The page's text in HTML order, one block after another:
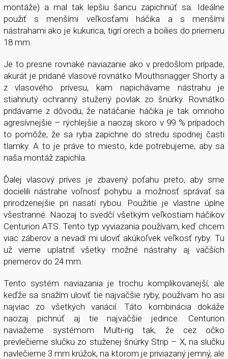
montáže) a mal tak lepšiu šancu zapichnúť sa. Ideálne
použiť s menšími veľkosťami háčika a s menšími
nástrahami ako je kukurica, tigrí orech a boilies do priemeru
18 mm.
Je to presne rovnaké naviazanie ako v predošlom prípade,
akurát je pridané vlasové rovnátko Mouthsnagger Shorty a
z vlasového prívesu, kam napichávame nástrahu je
stiahnutý ochranný stužený povlak zo šnúrky. Rovnátko
pridávame z dôvodu, že natáčanie háčika je tak omnoho
agresívnejšie – rýchlejšie a naozaj skoro v 99 % prípadoch
to pomôže, že sa ryba zapichne do stredu spodnej časti
tlamky. A to je práve to miesto, kde potrebujeme, aby sa
naša montáž zapichla.
Ďalej vlasový príves je zbavený poťahu preto, aby sme
docielili nástrahe voľnosť pohybu a možnosť správať sa
prirodzenejšie pri nasatí rybou. Použitie je vlastne úplne
všestranné. Naozaj to svedčí všetkým veľkostiam háčikov
Centurion ATS. Tento typ vyviazania používam, keď chcem
viac záberov a nevadí mi uloviť akúkoľvek veľkosť ryby. Tu
už vieme uplatniť všetky možné nástrahy aj väčších
priemerov do 24 mm.
Tento systém naviazania je trochu komplikovanejší, ale
keďže sa snažím uloviť tie najväčšie ryby, používam ho asi
najviac zo všetkých variácií. Táto kombinácia dokáže
naozaj pichnúť aj tie najväčšie jedince. Centurion
naviažeme systémom Multi-rig tak, že cez očko
prevlečieme slučku zo stuženej šnúrky Strip – X, na slučku
navlečieme 3 mm krúžok, na ktorom je priviazaný jemný, ale